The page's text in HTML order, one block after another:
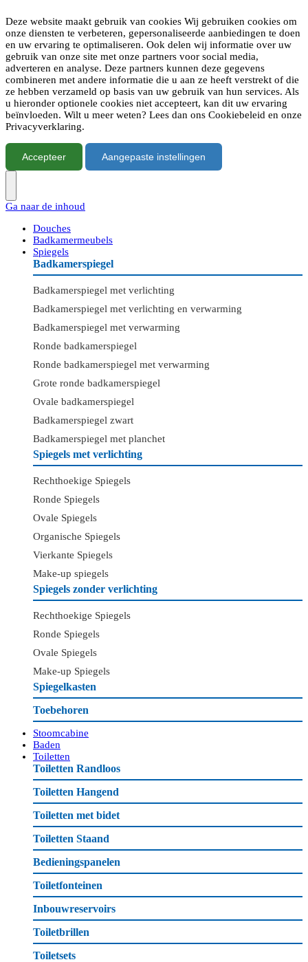
Deze website maakt gebruik van cookies Wij gebruiken cookies om
onze diensten te verbeteren, gepersonaliseerde aanbiedingen te doen
en uw ervaring te optimaliseren. Ook delen wij informatie over uw
gebruik van onze site met onze partners voor social media,
adverteren en analyse. Deze partners kunnen deze gegevens
combineren met andere informatie die u aan ze heeft verstrekt of die
ze hebben verzameld op basis van uw gebruik van hun services. Als
u hieronder optionele cookies niet accepteert, kan dit uw ervaring
beïnvloeden. Wilt u meer weten? Lees dan ons Cookiebeleid en onze
Privacyverklaring.
Accepteer Aangepaste instellingen
Ga naar de inhoud
Douches
Badkamermeubels
Spiegels
Badkamerspiegel
Badkamerspiegel met verlichting
Badkamerspiegel met verlichting en verwarming
Badkamerspiegel met verwarming
Ronde badkamerspiegel
Ronde badkamerspiegel met verwarming
Grote ronde badkamerspiegel
Ovale badkamerspiegel
Badkamerspiegel zwart
Badkamerspiegel met planchet
Spiegels met verlichting
Rechthoekige Spiegels
Ronde Spiegels
Ovale Spiegels
Organische Spiegels
Vierkante Spiegels
Make-up spiegels
Spiegels zonder verlichting
Rechthoekige Spiegels
Ronde Spiegels
Ovale Spiegels
Make-up Spiegels
Spiegelkasten
Toebehoren
Stoomcabine
Baden
Toiletten
Toiletten Randloos
Toiletten Hangend
Toiletten met bidet
Toiletten Staand
Bedieningspanelen
Toiletfonteinen
Inbouwreservoirs
Toiletbrillen
Toiletsets